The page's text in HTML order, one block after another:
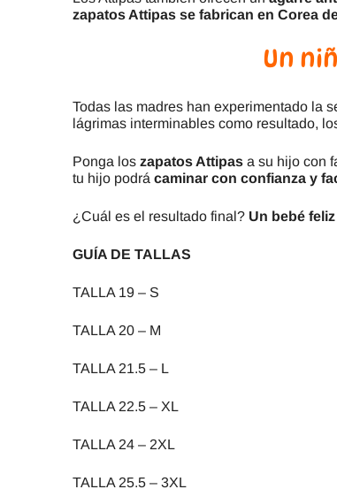
zapatos Attipas se fabrican en Corea
Un
Todas las madres han experimentado la
lágrimas interminables como resultado,
Ponga los zapatos Attipas a su hijo con
tu hijo podrá caminar con confianza y
¿Cuál es el resultado final? Un bebé
GUÍA DE TALLAS
TALLA 19 – S
TALLA 20 – M
TALLA 21.5 – L
TALLA 22.5 – XL
TALLA 24 – 2XL
TALLA 25.5 – 3XL